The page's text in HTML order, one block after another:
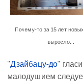
Почему-то за 15 лет
выросло...
"Дзайбацу-до"
малодушием